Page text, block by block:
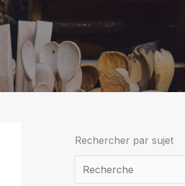
Rechercher par sujet